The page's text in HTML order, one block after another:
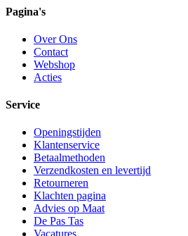
Pagina's
Over Ons
Contact
Webshop
Acties
Service
Openingstijden
Klantenservice
Betaalmethoden
Verzendkosten en levertijd
Retourneren
Klachten pagina
Advies op Maat
De Pas Tas